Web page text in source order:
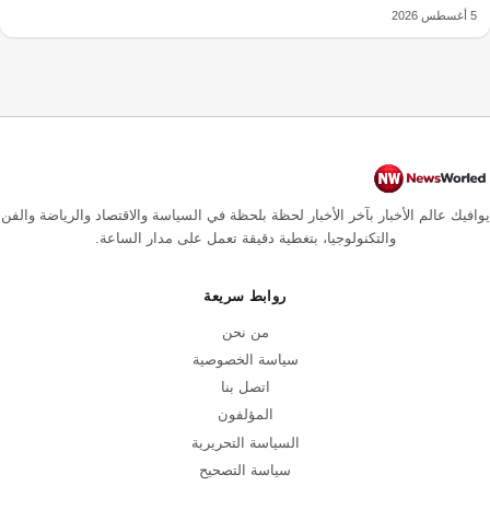
5 أغسطس 2026
يوافيك عالم الأخبار بآخر الأخبار لحظة بلحظة في السياسة والاقتصاد والرياضة والفن
والتكنولوجيا، بتغطية دقيقة تعمل على مدار الساعة.
روابط سريعة
من نحن
سياسة الخصوصية
اتصل بنا
المؤلفون
السياسة التحريرية
سياسة التصحيح